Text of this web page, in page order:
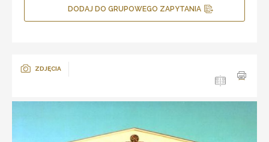
DODAJ DO GRUPOWEGO ZAPYTANIA
ZDJĘCIA